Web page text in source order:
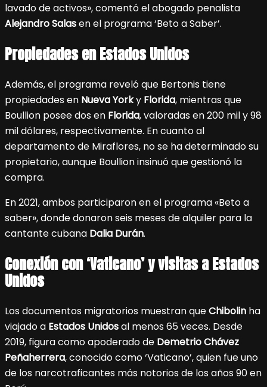
lavado de activos», comentó el abogado penalista
Alejandro Salasen el programa ‘Beto a Saber’.
Propiedades en Estados Unidos
Además, el programa reveló que Bertonis tiene
propiedades en Nueva Yorky Florida, mientras que
Boullion posee dos en Florida, valoradas en 200 mil y 98
mil dólares, respectivamente. En cuanto al
departamento de Miraflores, no se ha determinado su
propietario, aunque Boullion insinuó que gestionó la
compra.
En 2021, ambos participaron en el programa «Beto a
saber», donde donaron seis meses de alquiler para la
cantante cubana Dalia Durán.
Conexión con ‘Vaticano’ y visitas a Estados
Unidos
Los documentos migratorios muestran queChibolin ha
viajado a Estados Unidosal menos 65 veces. Desde
2019, figura como apoderado de Demetrio Chávez
Peñaherrera, conocido como ‘Vaticano’, quien fue uno
de los narcotraficantes más notorios de los años 90 en